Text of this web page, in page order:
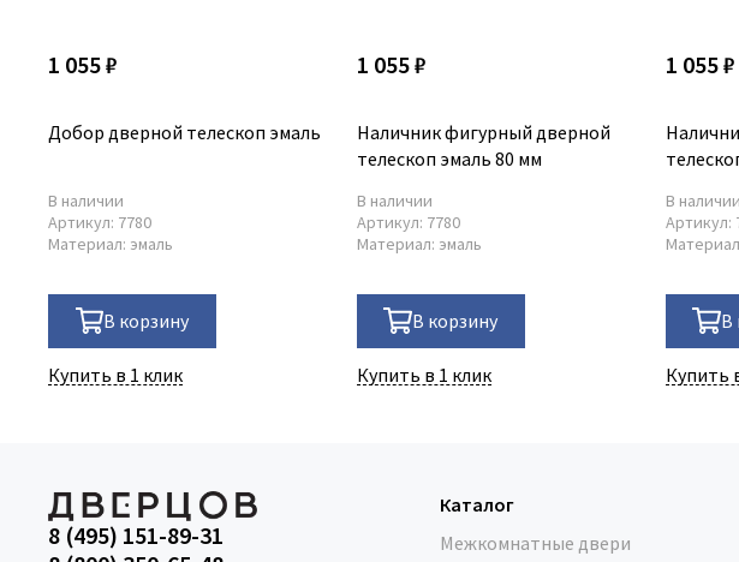
1 055 ₽
Добор дверной телескоп эмаль
В наличии
Артикул: 7780
Материал: эмаль
В корзину
Купить в 1 клик
1 055 ₽
Наличник фигурный дверной
телескоп эмаль 80 мм
В наличии
Артикул: 7780
Материал: эмаль
В корзину
Купить в 1 клик
1 055 ₽
В наличии
Артикул:
В
Купить
8 (495) 151-89-31
Каталог
Межкомнатные двери